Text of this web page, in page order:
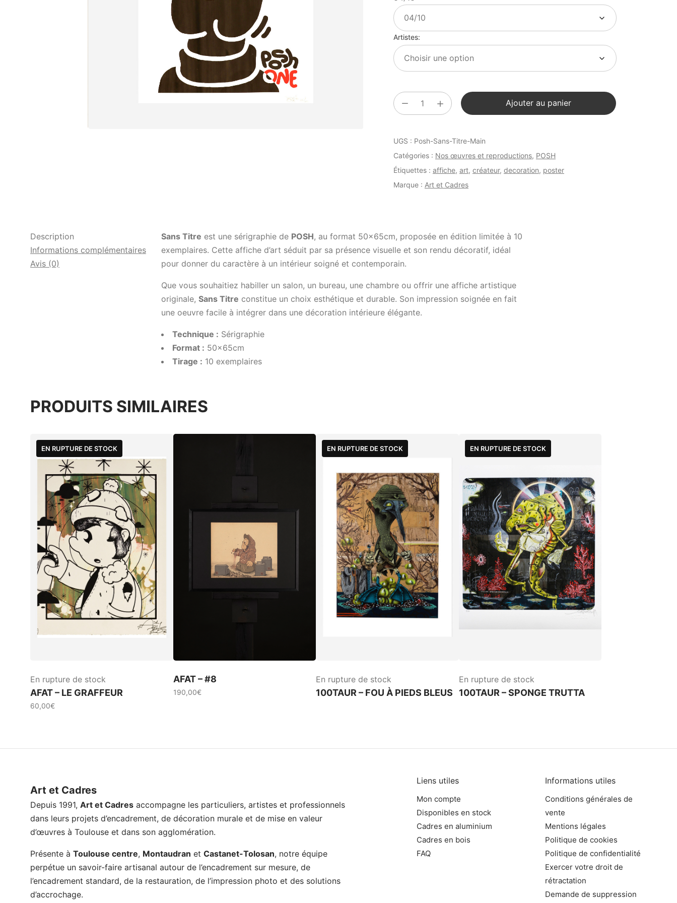
Artistes
quantité
de
-
Sans
Titre
Ajouter au panier
UGS : Posh-Sans-Titre-Main
Catégories : Nos œuvres et reproductions, POSH
Étiquettes : affiche, art, créateur, decoration, poster
Marque : Art et Cadres
Description
Informations complémentaires
Avis (0)
Sans Titre est une sérigraphie de POSH, au format 50x65cm, proposée en édition limitée à 10
exemplaires. Cette affiche d’art séduit par sa présence visuelle et son rendu décoratif, idéal
pour donner du caractère à un intérieur soigné et contemporain.
Que vous souhaitiez habiller un salon, un bureau, une chambre ou offrir une affiche artistique
originale, Sans Titre constitue un choix esthétique et durable. Son impression soignée en fait
une oeuvre facile à intégrer dans une décoration intérieure élégante.
Technique : Sérigraphie
Format : 50x65cm
Tirage : 10 exemplaires
PRODUITS SIMILAIRES
En rupture de stock
AFAT – LE GRAFFEUR
60,00€
AFAT – #8
190,00€
En rupture de stock
100TAUR – FOU À PIEDS BLEUS
En rupture de stock
100TAUR – SPONGE TRUTTA
Art et Cadres
Depuis 1991, Art et Cadres accompagne les particuliers, artistes et professionnels
dans leurs projets d’encadrement, de décoration murale et de mise en valeur
d’œuvres à Toulouse et dans son agglomération.
Présente à Toulouse centre, Montaudran et Castanet-Tolosan, notre équipe
perpétue un savoir-faire artisanal autour de l’encadrement sur mesure, de
l’encadrement standard, de la restauration, de l’impression photo et des solutions
d’accrochage.
Liens utiles
Mon compte
Disponibles en stock
Cadres en aluminium
Cadres en bois
FAQ
Informations utiles
Conditions générales de
vente
Mentions légales
Politique de cookies
Politique de confidentialité
Exercer votre droit de
rétractation
Demande de suppression